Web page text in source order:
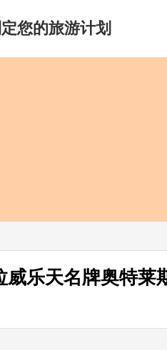
您的旅游计划
乐天名牌奥特莱